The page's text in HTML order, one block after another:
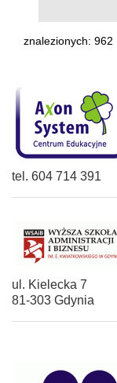
znalezionych: 962
tel. 604 714 391
ul. Kielecka 7
81-303 Gdynia